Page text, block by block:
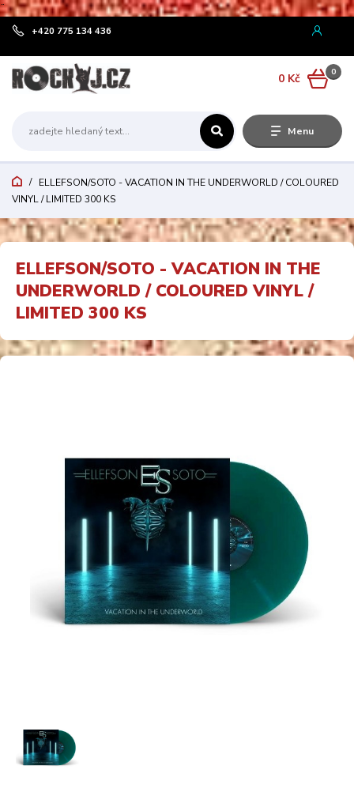
¨
Menu
+420 775 134 436
0
0 Kč
ELLEFSON/SOTO - VACATION IN THE UNDERWORLD / COLOURED
VINYL / LIMITED 300 KS
ELLEFSON/SOTO - VACATION IN THE
UNDERWORLD / COLOURED VINYL /
LIMITED 300 KS